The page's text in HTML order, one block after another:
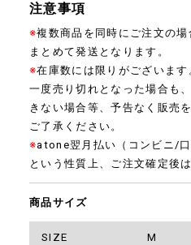
注意事項
※複数商品を同時にご注文の
まとめて発送となります。
※在庫数には限りがございま
一度売り切れとなった場合も
きない場合等、予告なく販売
ご了承ください。
※atone翌月払い（コンビニ/
という性質上、ご注文確定後
商品サイズ
SIZE M